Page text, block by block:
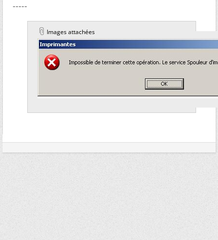
-----
Images attachées